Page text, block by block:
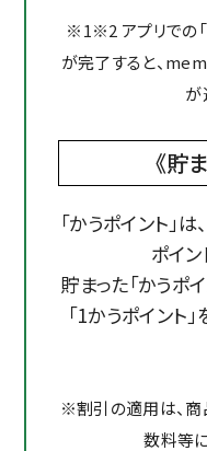
※1※2 アプリでの
が完了すると、
が
《貯
「かうポイント」
ポイン
貯まった「かうポ
「1かうポイント
※割引の適用は、
数料等